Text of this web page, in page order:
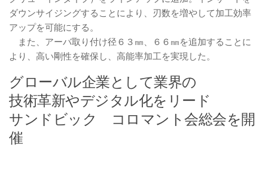
ダウンサイジングすることにより、刃数を増やして加工効率
アップを可能にする。
また、アーバ取り付け径６３㎜、６６㎜を追加することに
より、高い剛性を確保し、高能率加工を実現した。
グローバル企業として業界の
技術革新やデジタル化をリード
サンドビック コロマント会総会を開
催